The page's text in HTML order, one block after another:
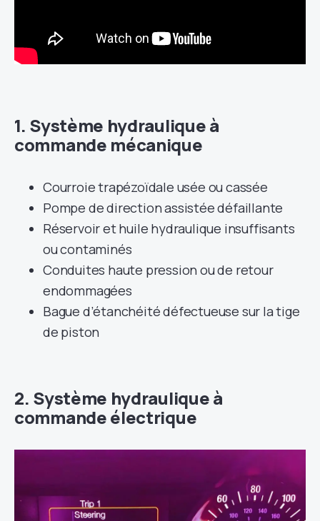
1. Système hydraulique à
commande mécanique
Courroie trapézoïdale usée ou cassée
Pompe de direction assistée défaillante
Réservoir et huile hydraulique insuffisants
ou contaminés
Conduites haute pression ou de retour
endommagées
Bague d’étanchéité défectueuse sur la tige
de piston
2. Système hydraulique à
commande électrique